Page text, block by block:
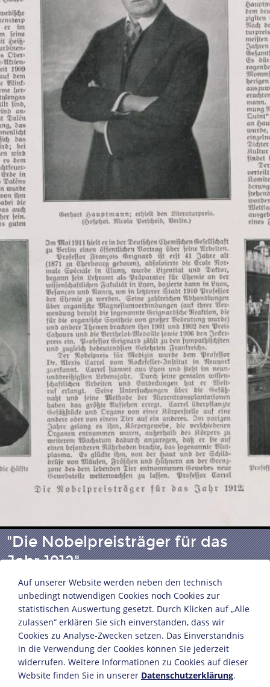
"Die Nobelpreisträger für das
Jahr 1912"
Illustrirte Zeitung Bd. 139 (1912) S. 1256
Leipzig, 19. Dezember 1912
Bildnachweis: Deutsches Historisches Museum,
Berlin
Inv.-Nr.: ZB 395 -21.1912 (Bibl.)
Auf unserer Website werden neben den technisch
unbedingt notwendigen Cookies noch Cookies zur
statistischen Auswertung gesetzt. Durch Klicken auf „Alle
zulassen“ erklären Sie sich einverstanden, dass wir
Cookies zu Analyse-Zwecken setzen. Das Einverständnis
in die Verwendung der Cookies können Sie jederzeit
widerrufen. Weitere Informationen zu Cookies auf dieser
Website finden Sie in unserer Datenschutzerklärung.